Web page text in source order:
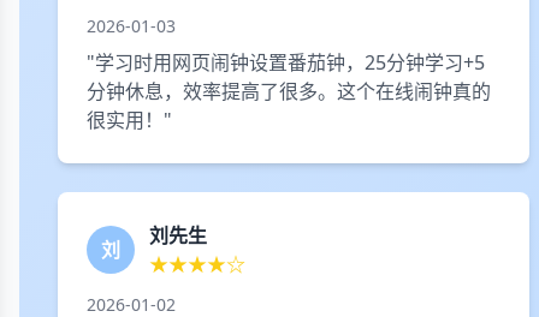
2026-01-03
"学习时用网页闹钟设置番茄钟，25分钟学习+5
分钟休息，效率提高了很多。这个在线闹钟真的
很实用！"
刘
刘先生
★★★★☆
2026-01-02